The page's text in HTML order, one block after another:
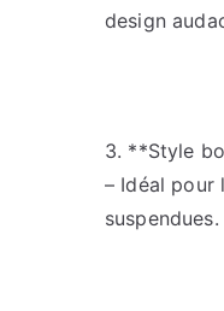
design
3. **Style
– Idéal pour
suspendues.